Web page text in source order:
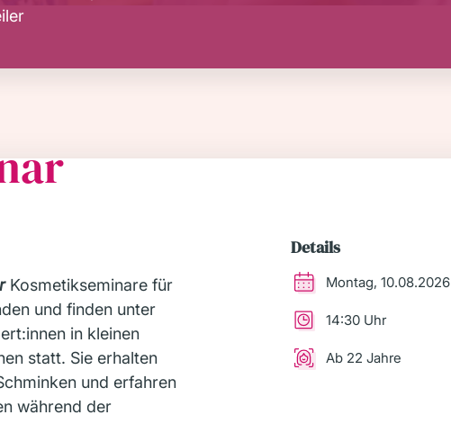
Kosmetikseminare für
und finden unter
in kleinen
statt. Sie erhalten
und erfahren
während der
Details
Montag, 10.08.2026
14:30 Uhr
Ab 22 Jahre